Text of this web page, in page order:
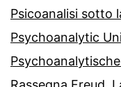
Psicoanalisi sotto
Psychoanalytic